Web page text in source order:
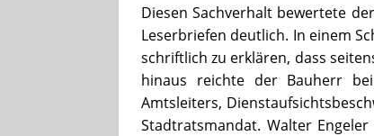
Diesen Sachverhalt bewertete
Leserbriefen deutlich. In einem
schriftlich zu erklären, dass
hinaus reichte der Bauherr
Amtsleiters,
Stadtratsmandat. Walter